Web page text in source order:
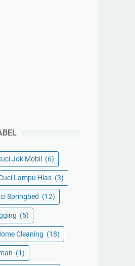
Jok Mobil (6)
Lampu Hias (3)
Springbed (12)
(5)
Cleaning (18)
(1)